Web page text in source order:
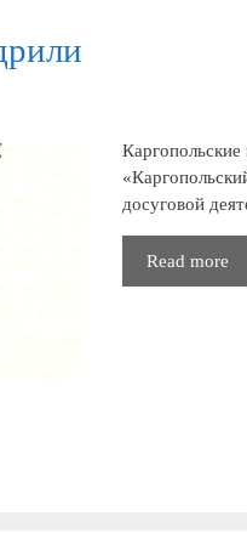
досуговой
Read more